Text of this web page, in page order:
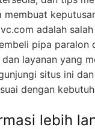
membuat
adalah
pipa paralon
layanan yang
situs ini
dengan
lebih